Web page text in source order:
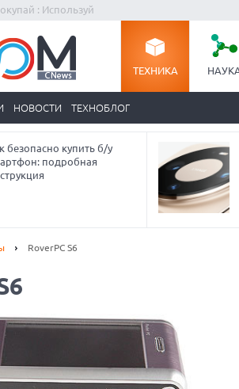
: Используй
ТЕХНИКА
НОВОСТИ ТЕХНОБЛОГ
безопасно купить б/у
подробная
RoverPC S6